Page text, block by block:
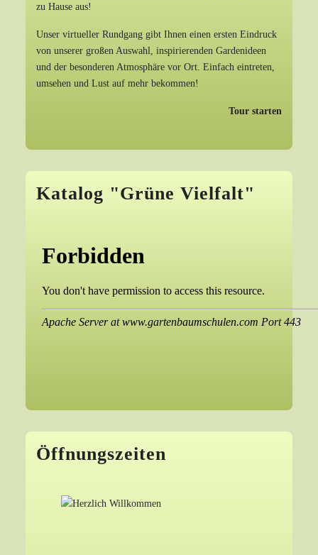
zu Hause aus!
Unser virtueller Rundgang gibt Ihnen einen ersten Eindruck
von unserer großen Auswahl, inspirierenden Gardenideen
und der besonderen Atmosphäre vor Ort. Einfach eintreten,
umsehen und Lust auf mehr bekommen!
Tour starten
Katalog "Grüne Vielfalt"
Öffnungszeiten